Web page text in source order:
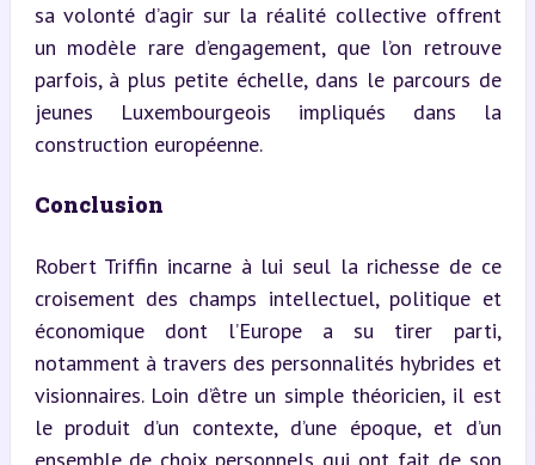
sa volonté d’agir sur la réalité collective offrent
un modèle rare d’engagement, que l’on retrouve
parfois, à plus petite échelle, dans le parcours de
jeunes Luxembourgeois impliqués dans la
construction européenne.
Conclusion
Robert Triffin incarne à lui seul la richesse de ce
croisement des champs intellectuel, politique et
économique dont l’Europe a su tirer parti,
notamment à travers des personnalités hybrides et
visionnaires. Loin d’être un simple théoricien, il est
le produit d’un contexte, d’une époque, et d’un